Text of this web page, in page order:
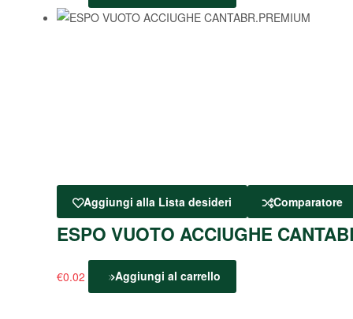
Aggiungi alla Lista desideri Comparatore
ESPO VUOTO ACCIUGHE
€0.02 Aggiungi al carrello